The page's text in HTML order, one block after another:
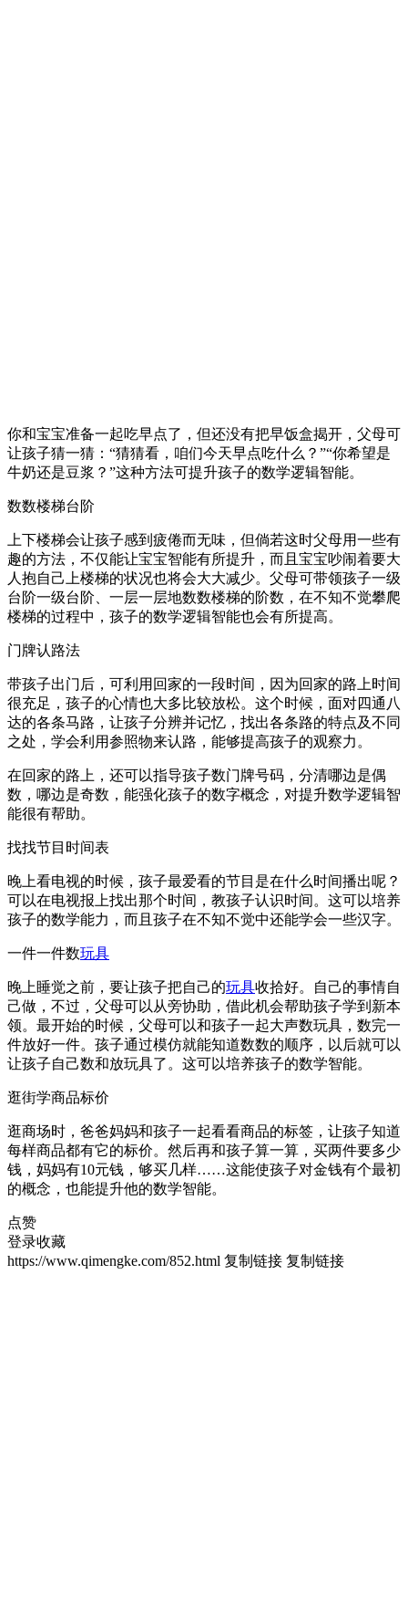
你和宝宝准备一起吃早点了，但还没有把早饭盒揭开，父母可
让孩子猜一猜：“猜猜看，咱们今天早点吃什么？”“你希望是
牛奶还是豆浆？”这种方法可提升孩子的数学逻辑智能。
数数楼梯台阶
上下楼梯会让孩子感到疲倦而无味，但倘若这时父母用一些有
趣的方法，不仅能让宝宝智能有所提升，而且宝宝吵闹着要大
人抱自己上楼梯的状况也将会大大减少。父母可带领孩子一级
台阶一级台阶、一层一层地数数楼梯的阶数，在不知不觉攀爬
楼梯的过程中，孩子的数学逻辑智能也会有所提高。
门牌认路法
带孩子出门后，可利用回家的一段时间，因为回家的路上时间
很充足，孩子的心情也大多比较放松。这个时候，面对四通八
达的各条马路，让孩子分辨并记忆，找出各条路的特点及不同
之处，学会利用参照物来认路，能够提高孩子的观察力。
在回家的路上，还可以指导孩子数门牌号码，分清哪边是偶
数，哪边是奇数，能强化孩子的数字概念，对提升数学逻辑智
能很有帮助。
找找节目时间表
晚上看电视的时候，孩子最爱看的节目是在什么时间播出呢？
可以在电视报上找出那个时间，教孩子认识时间。这可以培养
孩子的数学能力，而且孩子在不知不觉中还能学会一些汉字。
一件一件数玩具
晚上睡觉之前，要让孩子把自己的玩具收拾好。自己的事情自
己做，不过，父母可以从旁协助，借此机会帮助孩子学到新本
领。最开始的时候，父母可以和孩子一起大声数玩具，数完一
件放好一件。孩子通过模仿就能知道数数的顺序，以后就可以
让孩子自己数和放玩具了。这可以培养孩子的数学智能。
逛街学商品标价
逛商场时，爸爸妈妈和孩子一起看看商品的标签，让孩子知道
每样商品都有它的标价。然后再和孩子算一算，买两件要多少
钱，妈妈有10元钱，够买几样……这能使孩子对金钱有个最初
的概念，也能提升他的数学智能。
点赞
登录收藏
https://www.qimengke.com/852.html 复制链接 复制链接